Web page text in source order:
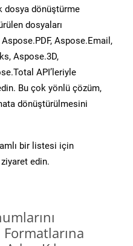
dosya dönüştürme
dosyaları
Aspose.Email,
Aspose.3D,
API’leriyle
Bu çok yönlü çözüm,
dönüştürülmesini
bir listesi için
ziyaret edin.